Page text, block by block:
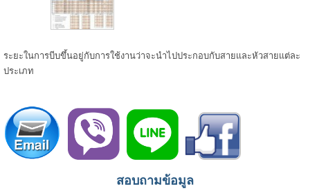
ระยะในการบีบขึ้นอยู่กับการใช้งานว่าจะนำไปประกอบกับสายและหัวสายแต่ละ
ประเภท
สอบถามข้อมูล